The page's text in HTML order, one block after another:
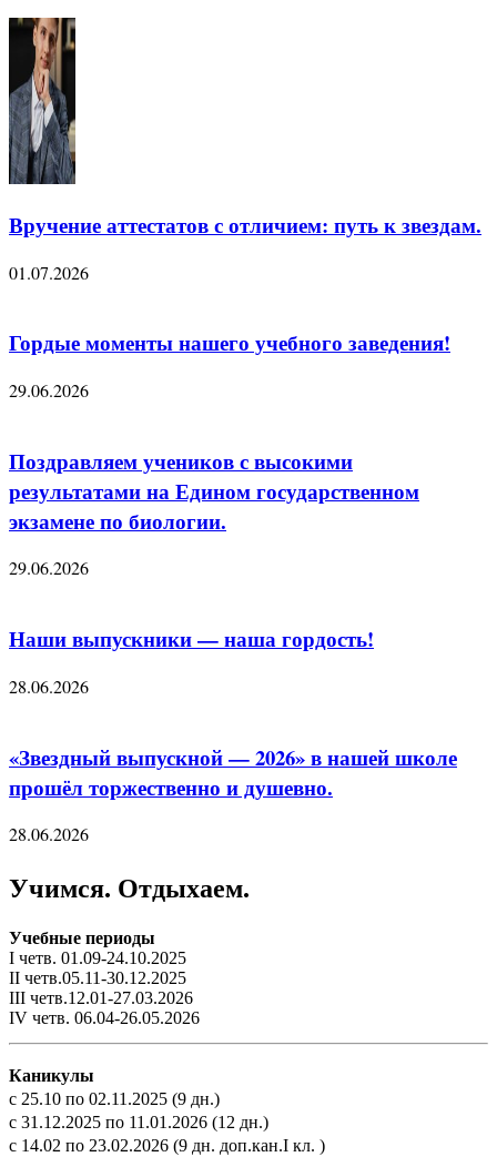
Вручение аттестатов с отличием: путь к звездам.
01.07.2026
Гордые моменты нашего учебного заведения!
29.06.2026
Поздравляем учеников с высокими
результатами на Едином государственном
экзамене по биологии.
29.06.2026
Наши выпускники — наша гордость!
28.06.2026
«Звездный выпускной — 2026» в нашей школе
прошёл торжественно и душевно.
28.06.2026
Учимся. Отдыхаем.
Учебные периоды
I четв. 01.09-24.10.2025
II четв.05.11-30.12.2025
III четв.12.01-27.03.2026
IV четв. 06.04-26.05.2026
Каникулы
с 25.10 по 02.11.2025 (9 дн.)
с 31.12.2025 по 11.01.2026 (12 дн.)
с 14.02 по 23.02.2026 (9 дн. доп.кан.I кл. )